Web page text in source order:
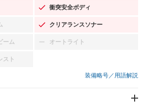
衝突安全ボディ
：装備あり
クリアランスソナー
：装備あり
ーム オートライト
：装備なし
スト
装備略号／用語解説